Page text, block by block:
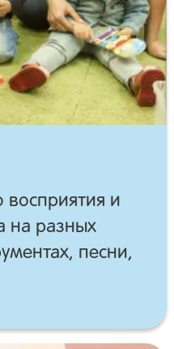
восприятия и
на разных
песни,